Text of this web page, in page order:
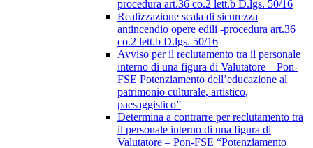
procedura art.36 co.2 lett.b D.lgs. 50/16
Realizzazione scala di sicurezza
antincendio opere edili -procedura art.36
co.2 lett.b D.lgs. 50/16
Avviso per il reclutamento tra il personale
interno di una figura di Valutatore – Pon-
FSE Potenziamento dell’educazione al
patrimonio culturale, artistico,
paesaggistico”
Determina a contrarre per reclutamento tra
il personale interno di una figura di
Valutatore – Pon-FSE “Potenziamento